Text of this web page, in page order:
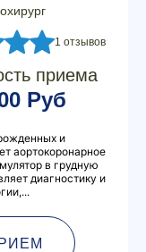
1 отзывов
приема
Руб
и
аортокоронарное
в грудную
диагностику и